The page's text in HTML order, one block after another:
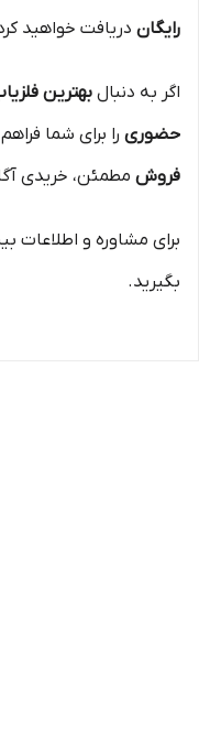
رایگان دریافت خواهید
اگر به دنبال بهترین
حضوری را برای شما
فروش مطمئن، خریدی
برای مشاوره و اطلاعات
بگیرید.